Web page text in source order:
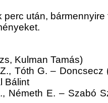
után,
Kulman Tamás)
Tóth G. – Doncsecz
Bálint
E. – Szabó